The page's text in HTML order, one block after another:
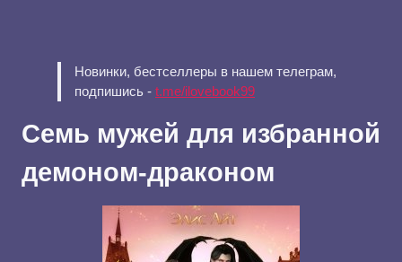
Новинки, бестселлеры в нашем телеграм,
подпишись - t.me/ilovebook99
Семь мужей для избранной
демоном-драконом